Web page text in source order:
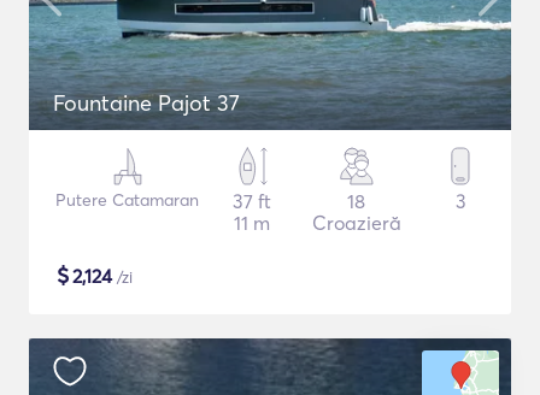
Fountaine Pajot 37
Putere Catamaran
37 ft
11 m
18
Croazieră
3
$2,124/zi